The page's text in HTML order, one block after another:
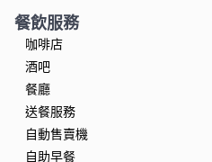
餐飲服務
咖啡店
酒吧
餐廳
送餐服務
自動售賣機
自助早餐